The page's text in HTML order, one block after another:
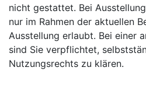
nicht gestattet. Bei
nur im Rahmen der aktuellen
Ausstellung erlaubt. Bei einer
sind Sie verpflichtet,
Nutzungsrechts zu klären.